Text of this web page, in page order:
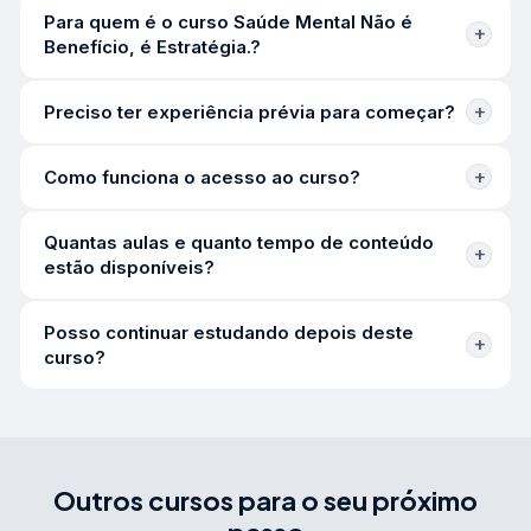
Para quem é o curso Saúde Mental Não é
Benefício, é Estratégia.?
Preciso ter experiência prévia para começar?
Como funciona o acesso ao curso?
Quantas aulas e quanto tempo de conteúdo
estão disponíveis?
Posso continuar estudando depois deste
curso?
Outros cursos para o seu próximo